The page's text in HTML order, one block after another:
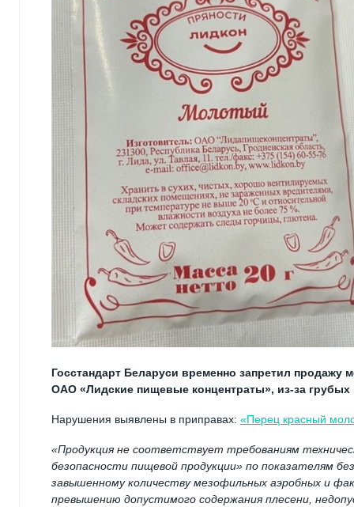
Госстандарт Беларуси временно запретил продажу
ОАО «Лидские пищевые концентраты», из-за
Нарушения выявлены в приправах: «Перец красный
«Продукция не соответствует требованиям
безопасности пищевой продукции» по показателям
завышенному количеству мезофильных аэробных и
превышению допустимого содержания плесени,